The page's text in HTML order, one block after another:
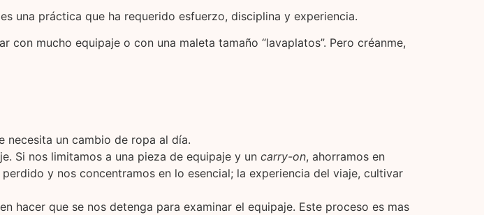
una práctica que ha requerido esfuerzo, disciplina y experiencia.
con mucho equipaje o con una maleta tamaño “lavaplatos”. Pero créanme,
necesita un cambio de ropa al día.
Si nos limitamos a una pieza de equipaje y un carry-on, ahorramos en
y nos concentramos en lo esencial; la experiencia del viaje, cultivar
hacer que se nos detenga para examinar el equipaje. Este proceso es mas